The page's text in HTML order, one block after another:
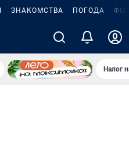
ЗНАКОМСТВА ПОГОДА
Налог